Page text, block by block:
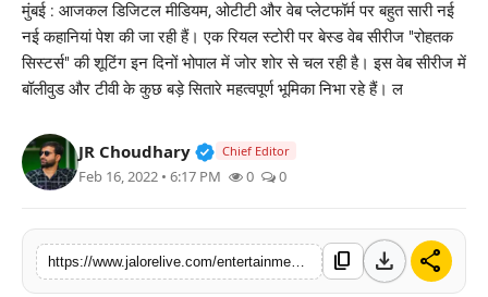
लाइफस्टाइल
मनोरंजन
तकनीक
विशेष
बिज़नेस
मुंबई : आजकल डिजिटल मीडियम, ओटीटी और वेब प्लेटफॉर्म पर बहुत सारी नई
नई कहानियां पेश की जा रही हैं। एक रियल स्टोरी पर बेस्ड वेब सीरीज "रोहतक
सिस्टर्स" की शूटिंग इन दिनों भोपाल में जोर शोर से चल रही है। इस वेब सीरीज में
बॉलीवुड और टीवी के कुछ बड़े सितारे महत्वपूर्ण भूमिका निभा रहे हैं। ल
JR Choudhary Verified Public Figure • 30 Mar,
Chief Editor
Feb 16, 2022 • 6:17 PM 0 0
content_copy download share